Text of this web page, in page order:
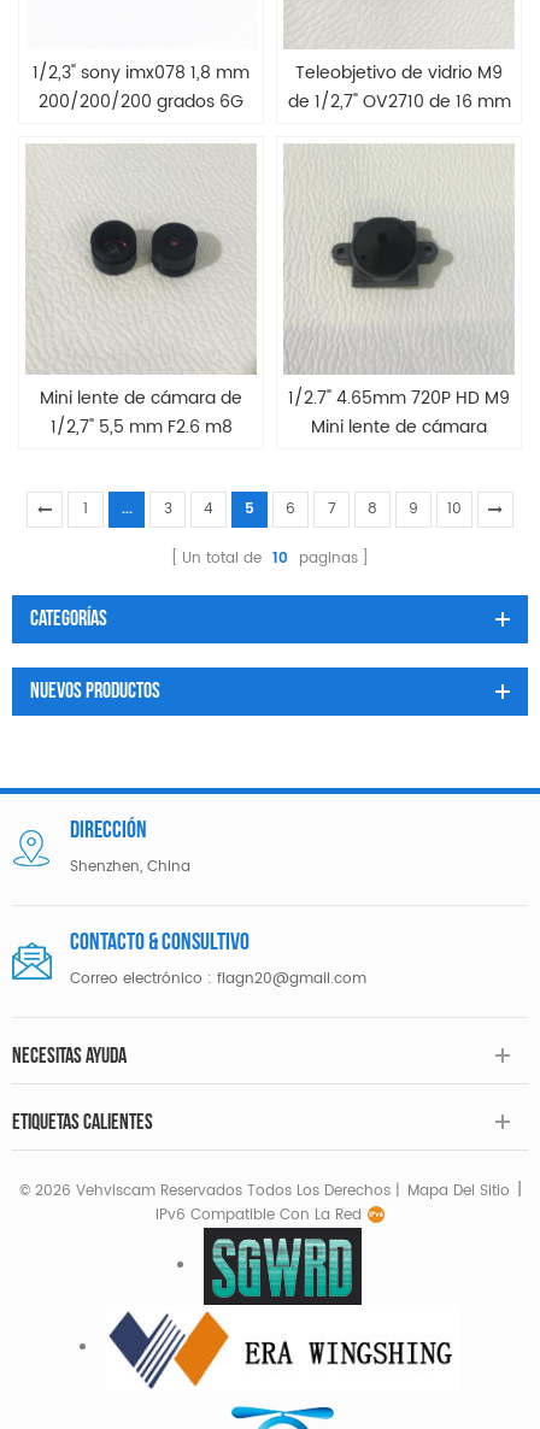
1/2,3" sony imx078 1,8 mm
200/200/200 grados 6G
Teleobjetivo de vidrio M9
de 1/2,7" OV2710 de 16 mm
Mini lente de cámara de
1/2,7" 5,5 mm F2.6 m8
1/2.7" 4.65mm 720P HD M9
Mini lente de cámara
1 ... 3 4 5 6 7 8 9 10
Un total de 10 paginas
Categorías
Nuevos Productos
DIRECCIÓN
Shenzhen, China
Contacto & consultivo
Correo electrónico : flagn20@gmail.com
NECESITAS AYUDA
ETIQUETAS CALIENTES
© 2026 Vehviscam Reservados Todos Los Derechos | Mapa Del Sitio |
IPv6 Compatible Con La Red